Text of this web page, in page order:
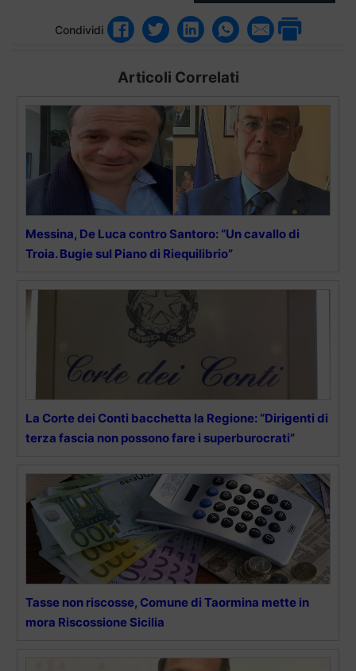
Condividi
Articoli Correlati
Messina, De Luca contro Santoro: “Un cavallo di
Troia. Bugie sul Piano di Riequilibrio”
La Corte dei Conti bacchetta la Regione: “Dirigenti di
terza fascia non possono fare i superburocrati”
Tasse non riscosse, Comune di Taormina mette in
mora Riscossione Sicilia